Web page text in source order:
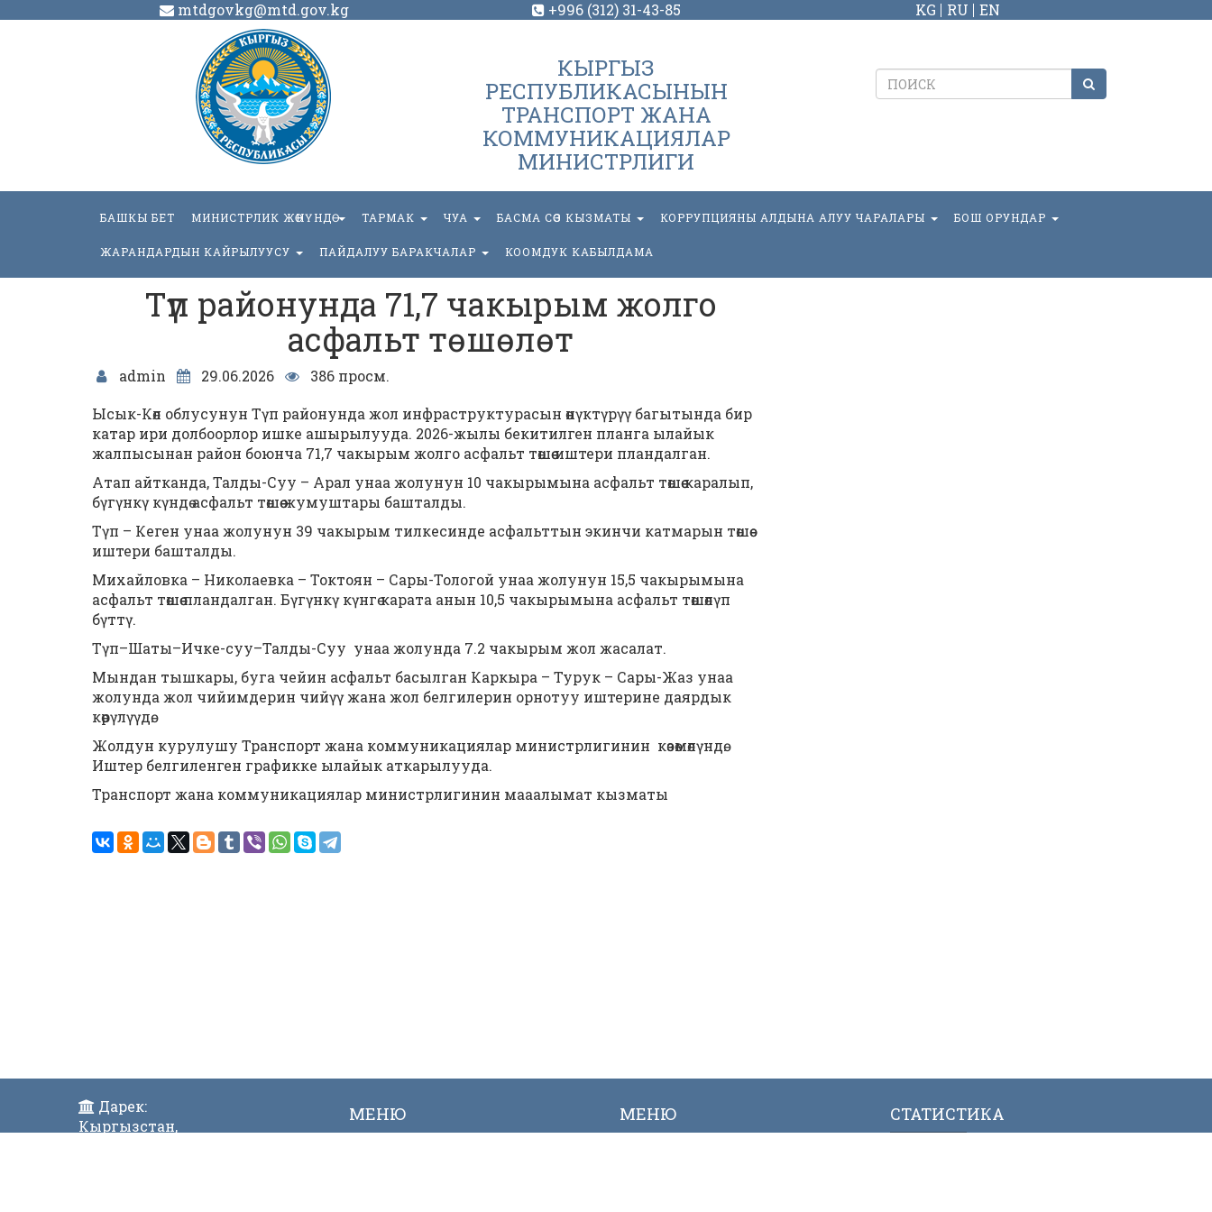
mtdgovkg@mtd.gov.kg +996 (312) 31-43-85 KG RU EN
КЫРГЫЗ
РЕСПУБЛИКАСЫНЫН
ТРАНСПОРТ ЖАНА
КОММУНИКАЦИЯЛАР
МИНИСТРЛИГИ
БАШКЫ БЕТ МИНИСТРЛИК ЖӨНҮНДӨ ТАРМАК ЧУА БАСМА СӨЗ КЫЗМАТЫ КОРРУПЦИЯНЫ АЛДЫНА АЛУУ ЧАРАЛАРЫ БОШ ОРУНДАР
ЖАРАНДАРДЫН КАЙРЫЛУУСУ ПАЙДАЛУУ БАРАКЧАЛАР КООМДУК КАБЫЛДАМА
Түп районунда 71,7 чакырым жолго
асфальт төшөлөт
admin 29.06.2026
386 просм.
Ысык-Көл облусунун Түп районунда жол инфраструктурасын өнүктүрүү багытында бир
катар ири долбоорлор ишке ашырылууда. 2026-жылы бекитилген планга ылайык
жалпысынан район боюнча 71,7 чакырым жолго асфальт төшөө иштери пландалган.
Атап айтканда, Талды-Суу – Арал унаа жолунун 10 чакырымына асфальт төшөө каралып,
бүгүнкү күндө асфальт төшөө жумуштары башталды.
Түп – Кеген унаа жолунун 39 чакырым тилкесинде асфальттын экинчи катмарын төшөө
иштери башталды.
Михайловка – Николаевка – Токтоян – Сары-Тологой унаа жолунун 15,5 чакырымына
асфальт төшөө пландалган. Бүгүнкү күнгө карата анын 10,5 чакырымына асфальт төшөлүп
бүттү.
Түп–Шаты–Ичке-суу–Талды-Суу унаа жолунда 7.2 чакырым жол жасалат.
Мындан тышкары, буга чейин асфальт басылган Каркыра – Турук – Сары-Жаз унаа
жолунда жол чийимдерин чийүү жана жол белгилерин орнотуу иштерине даярдык
көрүлүүдө.
Жолдун курулушу Транспорт жана коммуникациялар министрлигинин көзөмөлүндө.
Иштер белгиленген графикке ылайык аткарылууда.
Транспорт жана коммуникациялар министрлигинин мааалымат кызматы
Дарек:
Кыргызстан,
МЕНЮ МЕНЮ СТАТИСТИКА